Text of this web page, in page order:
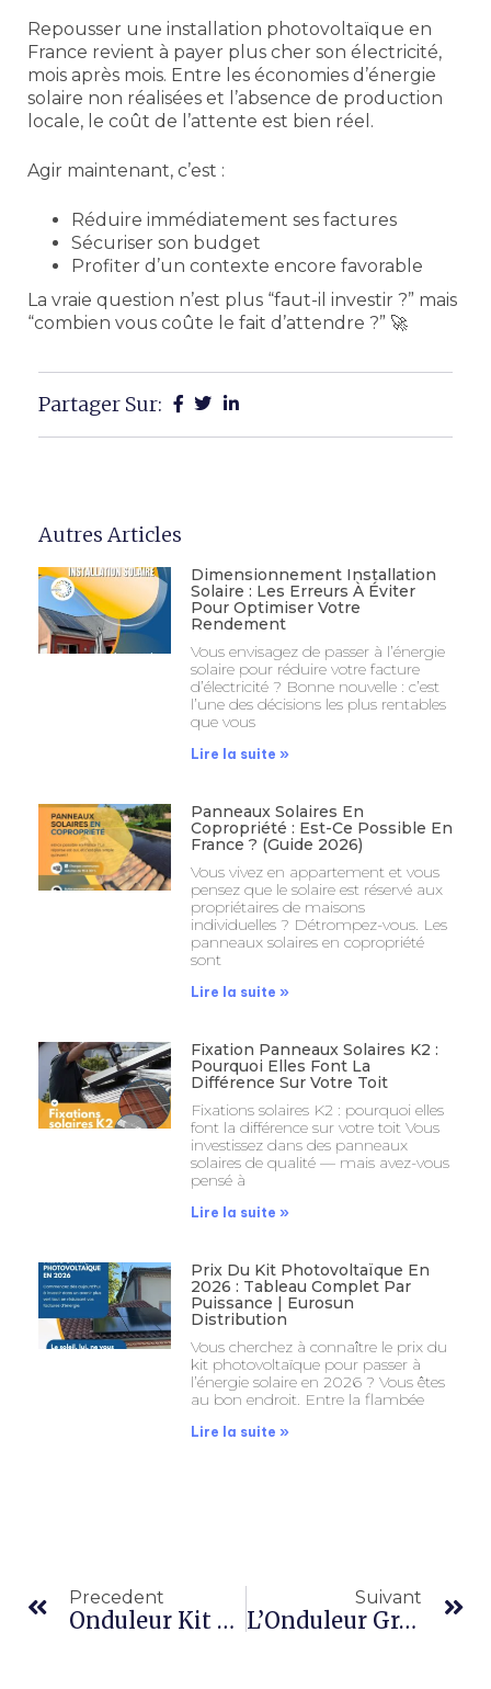
Repousser une installation photovoltaïque en
France revient à payer plus cher son électricité,
mois après mois. Entre les économies d’énergie
solaire non réalisées et l’absence de production
locale, le coût de l’attente est bien réel.
Agir maintenant, c’est :
Réduire immédiatement ses factures
Sécuriser son budget
Profiter d’un contexte encore favorable
La vraie question n’est plus “faut-il investir ?” mais
“combien vous coûte le fait d’attendre ?” 🚀
Partager Sur:
Autres Articles
Dimensionnement Installation
Solaire : Les Erreurs À Éviter
Pour Optimiser Votre
Rendement
Vous envisagez de passer à l’énergie
solaire pour réduire votre facture
d’électricité ? Bonne nouvelle : c’est
l’une des décisions les plus rentables
que vous
Lire la suite »
Panneaux Solaires En
Copropriété : Est-Ce Possible En
France ? (Guide 2026)
Vous vivez en appartement et vous
pensez que le solaire est réservé aux
propriétaires de maisons
individuelles ? Détrompez-vous. Les
panneaux solaires en copropriété
sont
Lire la suite »
Fixation Panneaux Solaires K2 :
Pourquoi Elles Font La
Différence Sur Votre Toit
Fixations solaires K2 : pourquoi elles
font la différence sur votre toit Vous
investissez dans des panneaux
solaires de qualité — mais avez-vous
pensé à
Lire la suite »
Prix Du Kit Photovoltaïque En
2026 : Tableau Complet Par
Puissance | Eurosun
Distribution
Vous cherchez à connaître le prix du
kit photovoltaïque pour passer à
l’énergie solaire en 2026 ? Vous êtes
au bon endroit. Entre la flambée
Lire la suite »
Precedent
Onduleur Kit Solaire : Onduleur, Micro-Onduleur Ou Hybride, Lequel Choisir ?
Suivant
L’Onduleur Growatt : Pourquoi Growatt Domine Le Marché Mondial